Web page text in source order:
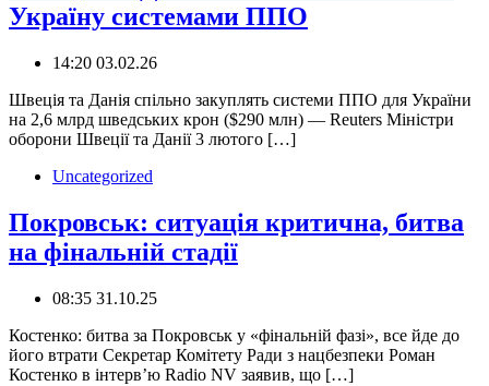
Україну системами ППО
14:20 03.02.26
Швеція та Данія спільно закуплять системи ППО для України
на 2,6 млрд шведських крон ($290 млн) — Reuters Міністри
оборони Швеції та Данії 3 лютого […]
Uncategorized
Покровськ: ситуація критична, битва
на фінальній стадії
08:35 31.10.25
Костенко: битва за Покровськ у «фінальній фазі», все йде до
його втрати ️Секретар Комітету Ради з нацбезпеки Роман
Костенко в інтерв’ю Radio NV заявив, що […]